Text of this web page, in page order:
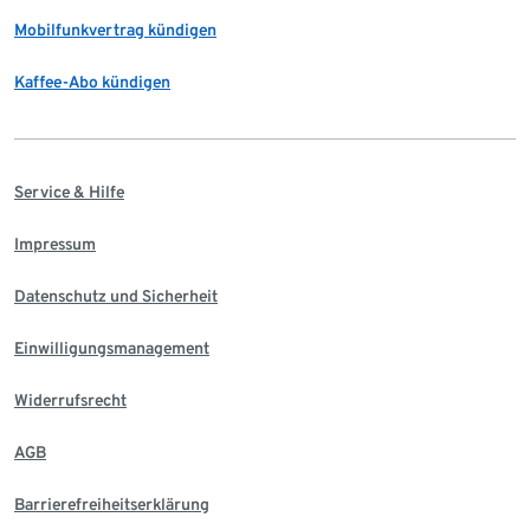
Mobilfunkvertrag kündigen
Kaffee-Abo kündigen
Service & Hilfe
Impressum
Datenschutz und Sicherheit
Einwilligungsmanagement
Widerrufsrecht
AGB
Barrierefreiheitserklärung